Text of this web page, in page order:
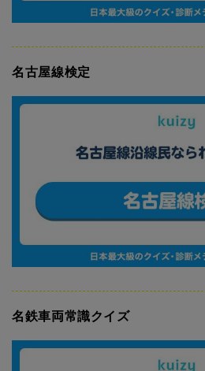
名古屋線検定
名鉄車両常識クイズ